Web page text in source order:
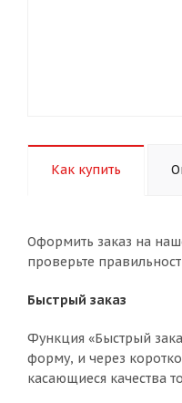
Как купить
Оформить заказ на
проверьте
Быстрый заказ
Функция «Быстрый
форму, и через
касающиеся качества